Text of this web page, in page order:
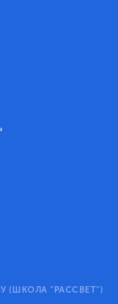
(ШКОЛА "РАССВЕТ")